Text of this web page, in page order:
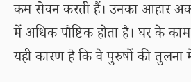
कम सेवन करती हैं। उनका आहार
में अधिक पौष्टिक होता है। घर के
यही कारण है कि वे पुरुषों की तुलना